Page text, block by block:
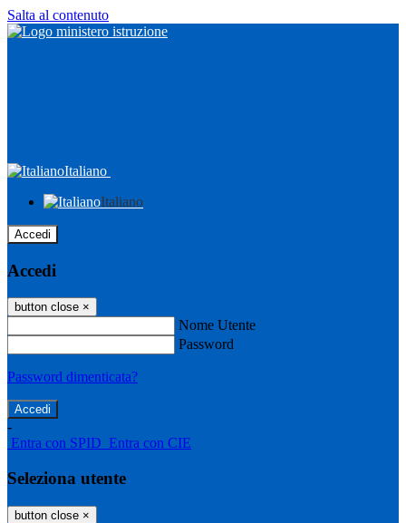
Salta al contenuto
Italiano
Italiano
Accedi
Accedi
button close ×
Nome Utente
Password
Password dimenticata?
-
Entra con SPID Entra con CIE
Seleziona utente
button close ×